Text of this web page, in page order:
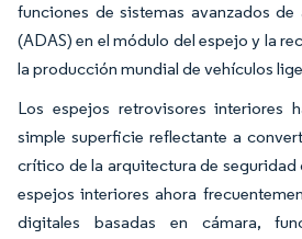
funciones de sistemas avanzados
(ADAS) en el módulo del espejo y la
la producción mundial de vehículos
Los espejos retrovisores interiores
simple superficie reflectante a
crítico de la arquitectura de seguridad
espejos interiores ahora
digitales basadas en cámara,